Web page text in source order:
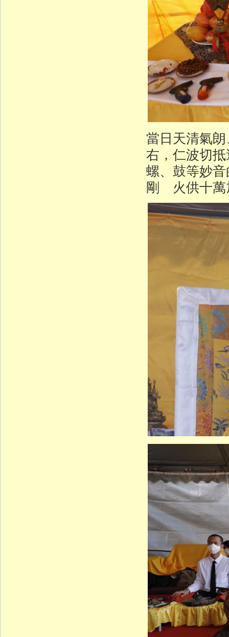
當日天清氣
右，仁波切
螺、鼓等妙
剛 火供十萬